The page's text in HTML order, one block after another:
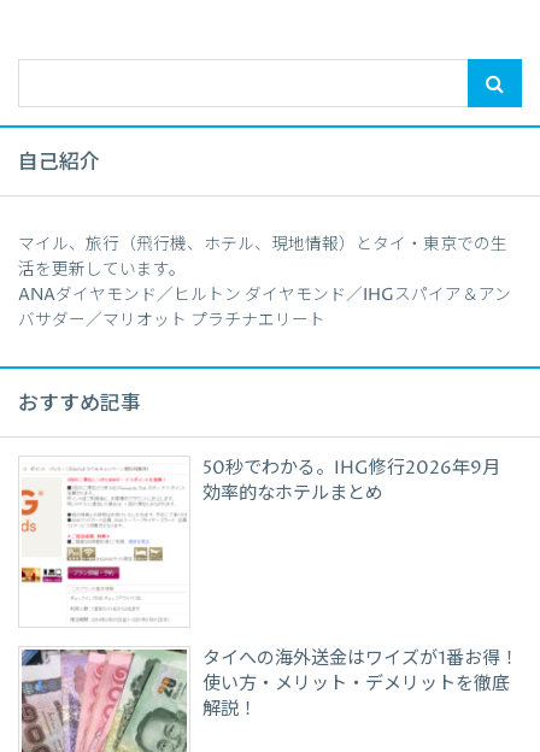
自己紹介
マイル、旅行（飛行機、ホテル、現地情報）とタイ・東京での生
活を更新しています。
ANAダイヤモンド／ヒルトン ダイヤモンド／IHGスパイア＆アン
バサダー／マリオット プラチナエリート
おすすめ記事
50秒でわかる。IHG修行2026年9月
効率的なホテルまとめ
タイへの海外送金はワイズが1番お得！
使い方・メリット・デメリットを徹底
解説！